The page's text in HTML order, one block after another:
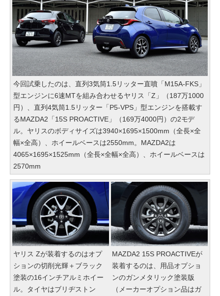
今回試乗したのは、直列3気筒1.5リッター直噴「M15A-FKS」
型エンジンに6速MTを組み合わせるヤリス「Z」（187万1000
円）、直列4気筒1.5リッター「P5-VPS」型エンジンを搭載す
るMAZDA2「15S PROACTIVE」（169万4000円）の2モデ
ル。ヤリスのボディサイズは3940×1695×1500mm（全長×全
幅×全高）、ホイールベースは2550mm。MAZDA2は
4065×1695×1525mm（全長×全幅×全高）、ホイールベースは
2570mm
ヤリス Zが装着するのはオプ
ションの切削光輝＋ブラック
塗装の16インチアルミホイー
ル。タイヤはブリヂストン
MAZDA2 15S PROACTIVEが
装着するのは、用品オプショ
ンのガンメタリック塗装版
（メーカーオプション品はガ